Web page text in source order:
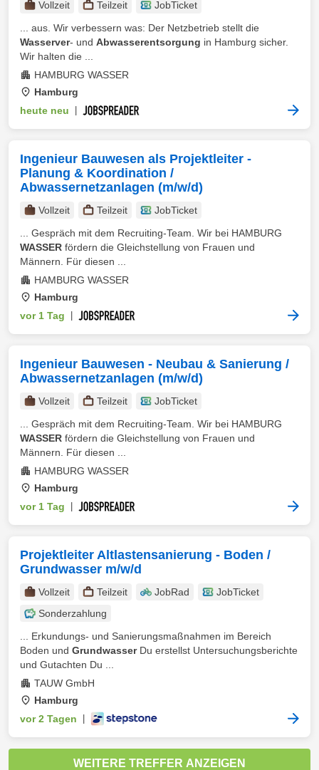
Vollzeit Teilzeit
JobTicket
... aus. Wir verbessern was: Der Netzbetrieb stellt die
Wasserver- und Abwasserentsorgung in Hamburg sicher.
Wir halten die ...
HAMBURG WASSER
Hamburg
heute neu
Ingenieur Bauwesen als Projektleiter -
Planung & Koordination /
Abwassernetzanlagen (m/w/d)
Vollzeit Teilzeit
JobTicket
... Gespräch mit dem Recruiting-Team. Wir bei HAMBURG
WASSER fördern die Gleichstellung von Frauen und
Männern. Für diesen ...
HAMBURG WASSER
Hamburg
vor 1 Tag
Ingenieur Bauwesen - Neubau & Sanierung /
Abwassernetzanlagen (m/w/d)
Vollzeit Teilzeit
JobTicket
... Gespräch mit dem Recruiting-Team. Wir bei HAMBURG
WASSER fördern die Gleichstellung von Frauen und
Männern. Für diesen ...
HAMBURG WASSER
Hamburg
vor 1 Tag
Projektleiter Altlastensanierung - Boden /
Grundwasser m/w/d
Vollzeit Teilzeit JobRad
JobTicket
Sonderzahlung
... Erkundungs- und Sanierungsmaßnahmen im Bereich
Boden und GrundwasserDu erstellst Untersuchungsberichte
und Gutachten Du ...
TAUW GmbH
Hamburg
vor 2 Tagen
WEITERE TREFFER ANZEIGEN